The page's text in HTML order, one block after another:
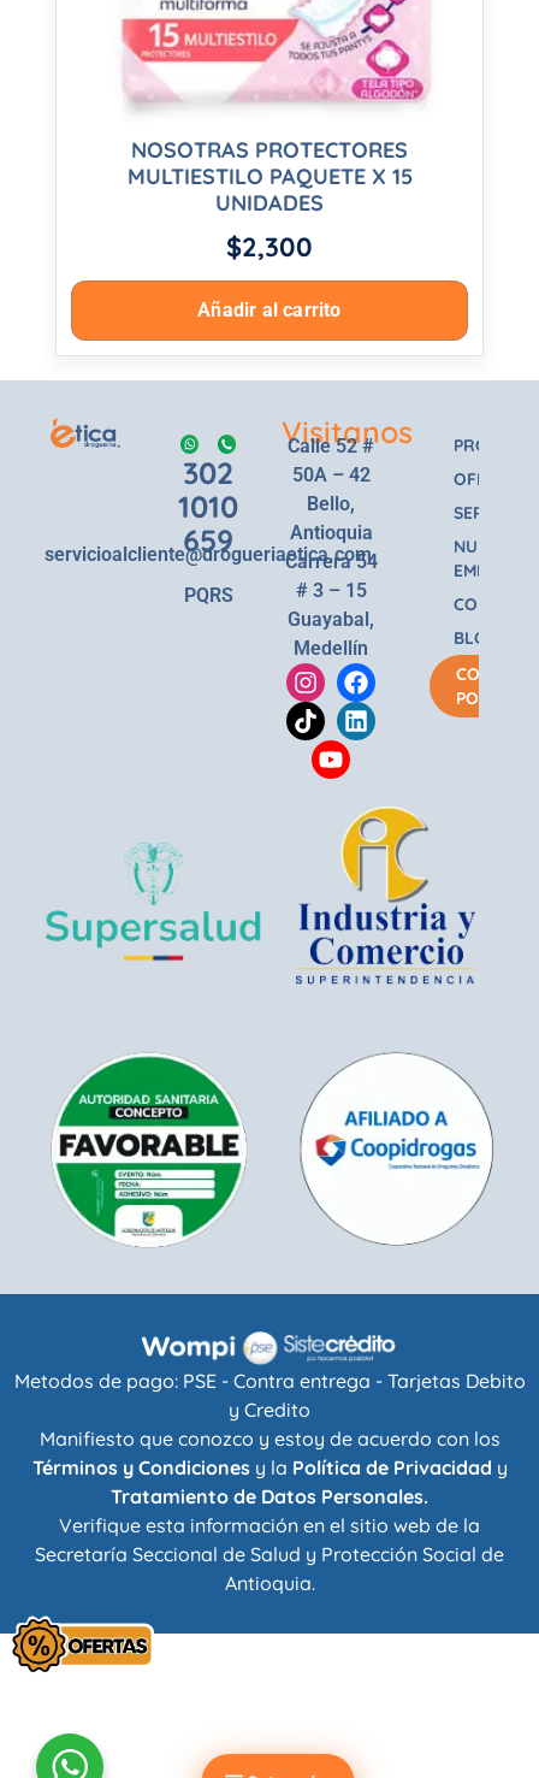
NOSOTRAS PROTECTORES
MULTIESTILO PAQUETE X 15
UNIDADES
$2,300
Añadir al carrito
302
1010
659
servicioalcliente@drogueriaetica.com
PQRS
Visitanos
Calle 52 #
50A – 42
Bello,
Antioquia
Carrera 54
# 3 – 15
Guayabal,
Medellín
OFERTAS
SERVICIOS
NUESTRA
EMPRESA
BLOG
COMPRA
POR
Metodos de pago: PSE - Contra entrega - Tarjetas Debito
y Credito
Manifiesto que conozco y estoy de acuerdo con los
Términos y Condicionesy la Política de Privacidad y
Tratamiento de Datos Personales.
Verifique esta información en el sitio web de la
Secretaría Seccional de Salud y Protección Social de
Antioquia.